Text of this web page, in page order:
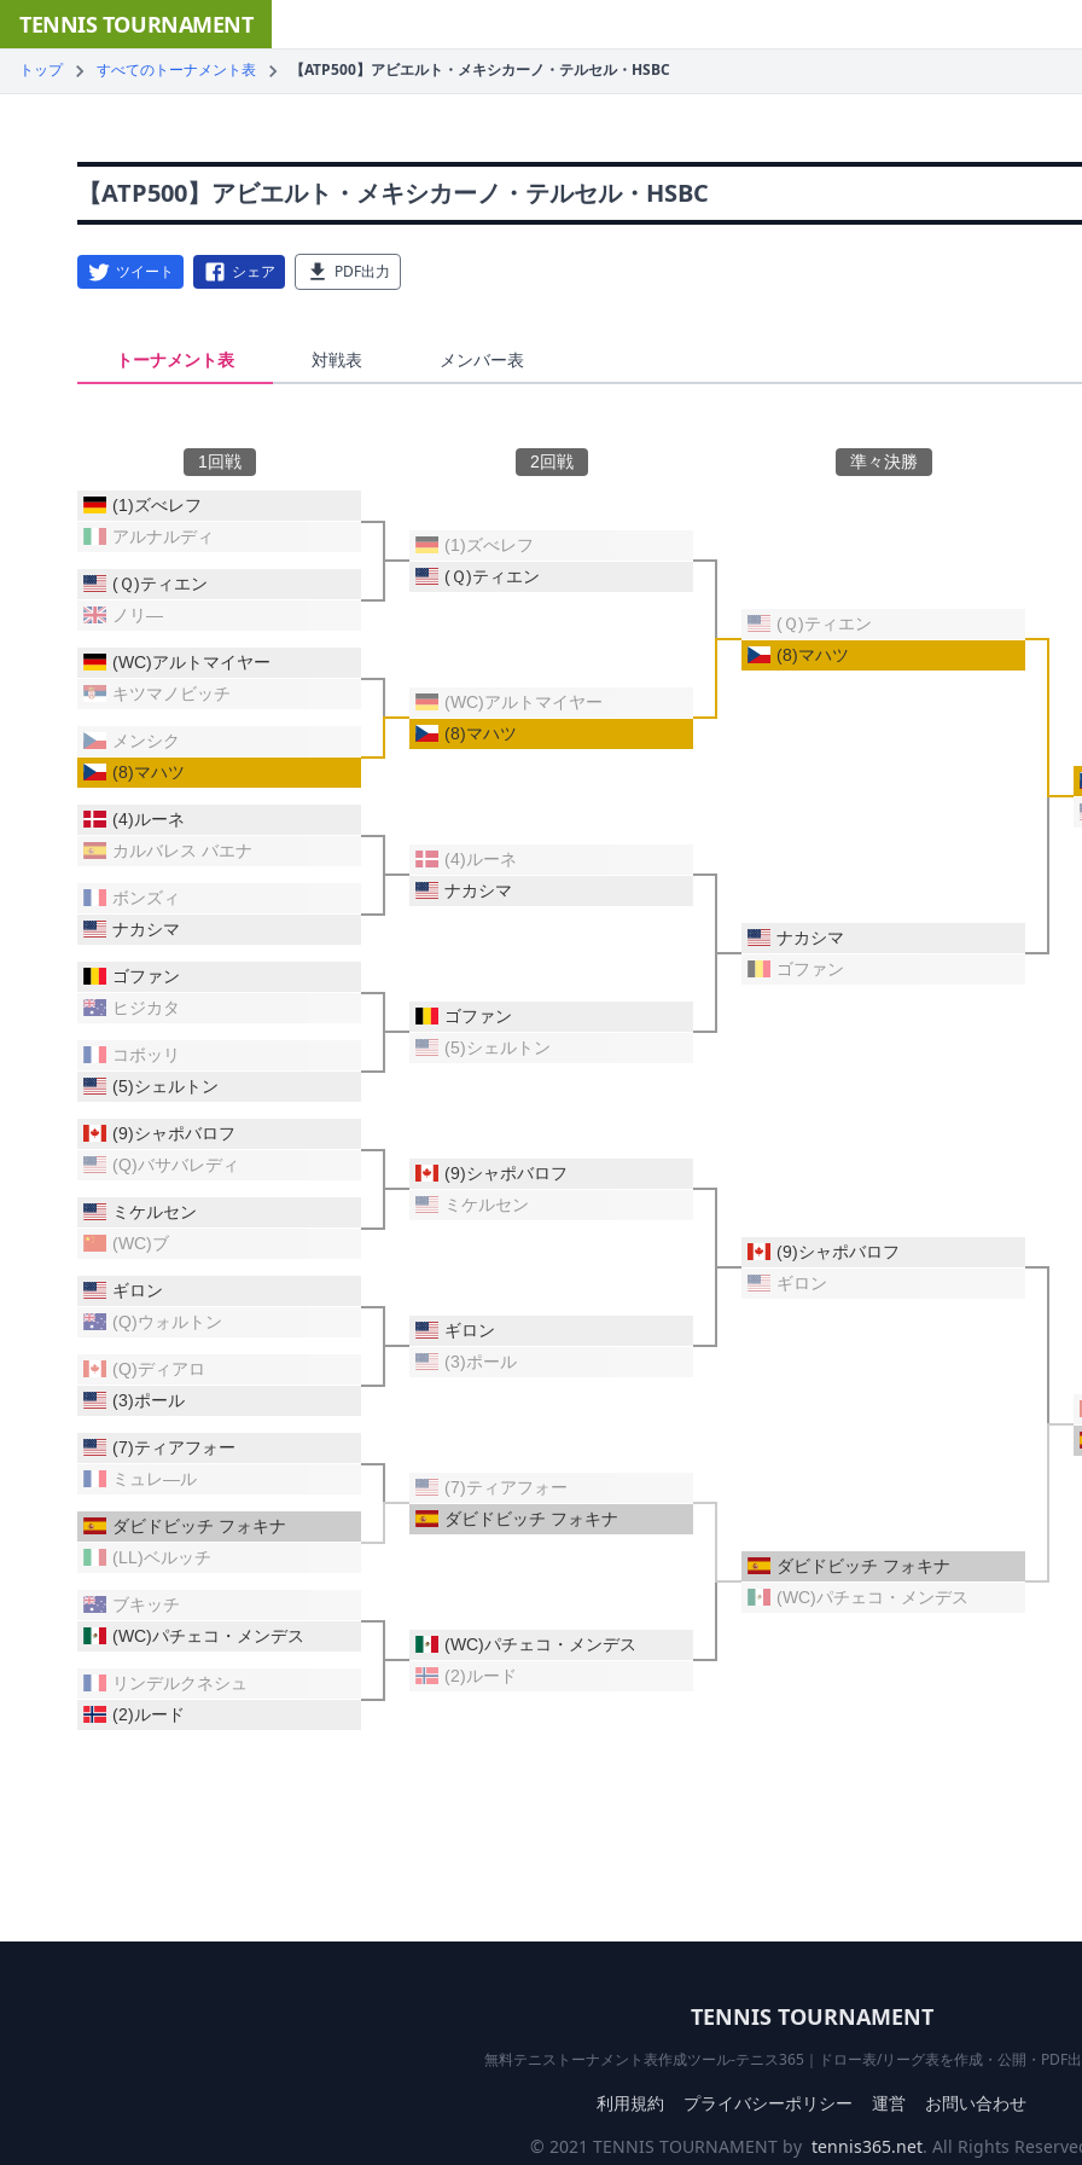
TENNIS TOURNAMENT
トップ すべてのトーナメント表 【ATP500】アビエルト・メキシカーノ・テルセル・HSBC
【ATP500】アビエルト・メキシカーノ・テルセル・HSBC
ツイート シェア PDF出力
トーナメント表 対戦表 メンバー表
1回戦 2回戦 準々決勝
(1)ズべレフ
アルナルディ
(Ｑ)ティエン
ノリ―
(WC)アルトマイヤー
キツマノビッチ
メンシク
(8)マハツ
(4)ルーネ
カルバレス バエナ
ボンズィ
ナカシマ
ゴファン
ヒジカタ
コボッリ
(5)シェルトン
(9)シャポバロフ
(Q)バサバレディ
ミケルセン
(WC)ブ
ギロン
(Q)ウォルトン
(Q)ディアロ
(3)ポール
(7)ティアフォー
ミュレ―ル
ダビドビッチ フォキナ
(LL)ベルッチ
ブキッチ
(WC)パチェコ・メンデス
リンデルクネシュ
(2)ルード
(1)ズべレフ
(Ｑ)ティエン
(WC)アルトマイヤー
(8)マハツ
(4)ルーネ
ナカシマ
ゴファン
(5)シェルトン
(9)シャポバロフ
ミケルセン
ギロン
(3)ポール
(7)ティアフォー
ダビドビッチ フォキナ
(WC)パチェコ・メンデス
(2)ルード
(Ｑ)ティエン
(8)マハツ
ナカシマ
ゴファン
(9)シャポバロフ
ギロン
ダビドビッチ フォキナ
(WC)パチェコ・メンデス
TENNIS TOURNAMENT
無料テニストーナメント表作成ツール-テニス365｜ドロー表/リーグ表を作成・公開・PDF出
利用規約 プライバシーポリシー 運営
お問い合わせ
© 2021 TENNIS TOURNAMENT by tennis365.net. All Rights